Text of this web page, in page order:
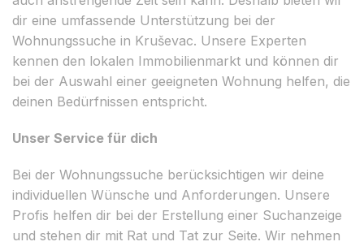
dir eine umfassende Unterstützung bei der
Wohnungssuche in Kruševac. Unsere Experten
kennen den lokalen Immobilienmarkt und können dir
bei der Auswahl einer geeigneten Wohnung helfen, die
deinen Bedürfnissen entspricht.
Unser Service für dich
Bei der Wohnungssuche berücksichtigen wir deine
individuellen Wünsche und Anforderungen. Unsere
Profis helfen dir bei der Erstellung einer Suchanzeige
und stehen dir mit Rat und Tat zur Seite. Wir nehmen